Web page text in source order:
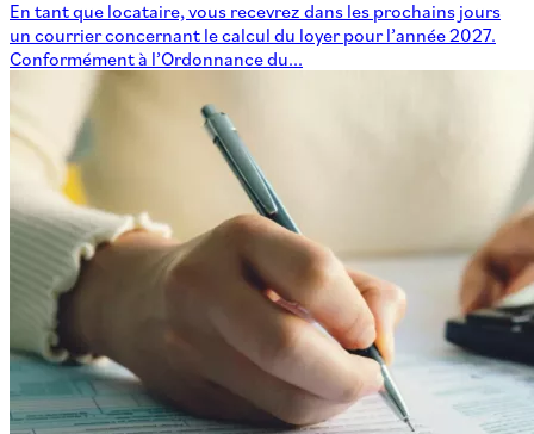
En tant que locataire, vous recevrez dans les prochains jours
un courrier concernant le calcul du loyer pour l’année 2027.
Conformément à l’Ordonnance du...